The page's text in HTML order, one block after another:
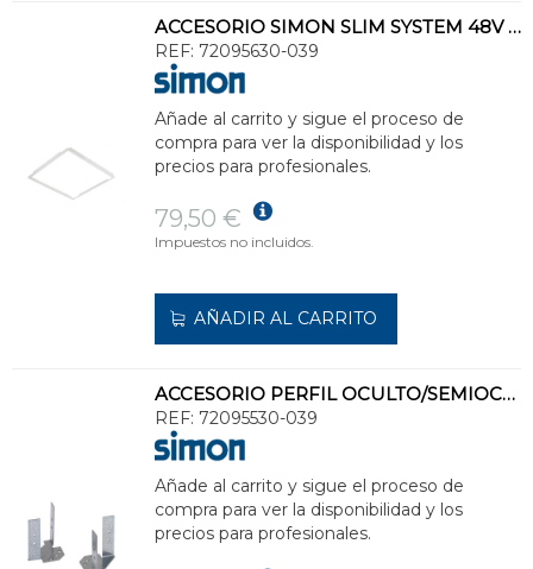
ACCESORIO SIMON SLIM SYSTEM 48V PFOCULTO P/LUM.SIMON 720/726 60x60mm BL
REF: 72095630-039
Añade al carrito y sigue el proceso de
compra para ver la disponibilidad y los
precios para profesionales.
79,50 €
Impuestos no incluidos.
AÑADIR AL CARRITO
ACCESORIO PERFIL OCULTO/SEMIOCULTO SIMON 720-726 PARA LUMINARIA SIMON 720
REF: 72095530-039
Añade al carrito y sigue el proceso de
compra para ver la disponibilidad y los
precios para profesionales.